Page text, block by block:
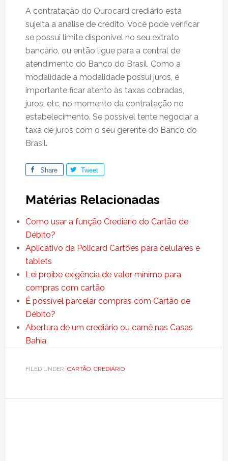
A contratação do Ourocard crediário está
sujeita a análise de crédito. Você pode verificar
se possui limite disponível no seu extrato
bancário, ou então ligue para a central de
atendimento do Banco do Brasil. Como a
modalidade a modalidade possui juros, é
importante ficar atento às taxas cobradas,
juros, etc, no momento da contratação no
estabelecimento. Se possível tente negociar a
taxa de juros com o seu gerente do Banco do
Brasil.
Share Tweet
Matérias Relacionadas
Como usar a função Crediário do Cartão de
Débito?
Aplicativo da Policard Cartões para celulares e
tablets
Lei proíbe exigência de valor mínimo para
compras com cartão
É possível parcelar compras com Cartão de
Débito?
Abertura de um crediário ou carnê nas Casas
Bahia
FILED UNDER: CARTÃO, CREDIÁRIO